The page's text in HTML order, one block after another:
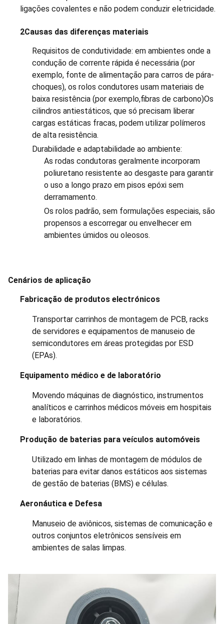
ligações covalentes e não podem conduzir eletricidade.
2Causas das diferenças materiais
Requisitos de condutividade: em ambientes onde a
condução de corrente rápida é necessária (por
exemplo, fonte de alimentação para carros de pára-
choques), os rolos condutores usam materiais de
baixa resistência (por exemplo,fibras de carbono)Os
cilindros antiestáticos, que só precisam liberar
cargas estáticas fracas, podem utilizar polímeros
de alta resistência.
Durabilidade e adaptabilidade ao ambiente:
As rodas condutoras geralmente incorporam
poliuretano resistente ao desgaste para garantir
o uso a longo prazo em pisos epóxi sem
derramamento.
Os rolos padrão, sem formulações especiais, são
propensos a escorregar ou envelhecer em
ambientes úmidos ou oleosos.
Cenários de aplicação
Fabricação de produtos electrónicos
Transportar carrinhos de montagem de PCB, racks
de servidores e equipamentos de manuseio de
semicondutores em áreas protegidas por ESD
(EPAs).
Equipamento médico e de laboratório
Movendo máquinas de diagnóstico, instrumentos
analíticos e carrinhos médicos móveis em hospitais
e laboratórios.
Produção de baterias para veículos automóveis
Utilizado em linhas de montagem de módulos de
baterias para evitar danos estáticos aos sistemas
de gestão de baterias (BMS) e células.
Aeronáutica e Defesa
Manuseio de aviônicos, sistemas de comunicação e
outros conjuntos eletrônicos sensíveis em
ambientes de salas limpas.